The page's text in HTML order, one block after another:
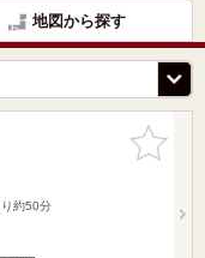
地図から探す
お気に入
りに追加
約50分